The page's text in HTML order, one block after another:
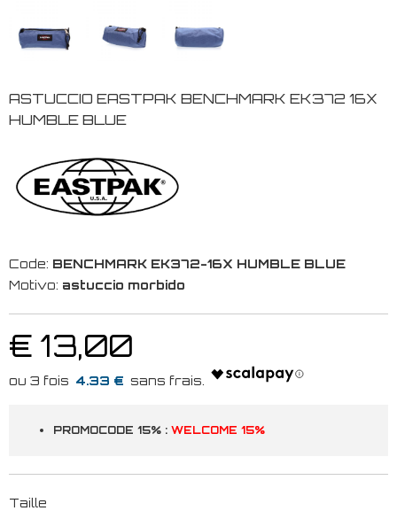
ASTUCCIO EASTPAK BENCHMARK EK372 16X
HUMBLE BLUE
Code: BENCHMARK EK372-16X HUMBLE BLUE
Motivo: astuccio morbido
€ 13,00
4.33 €
PROMOCODE 15% : WELCOME 15%
Taille